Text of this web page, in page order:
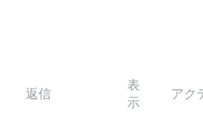
返信
表
示
アク